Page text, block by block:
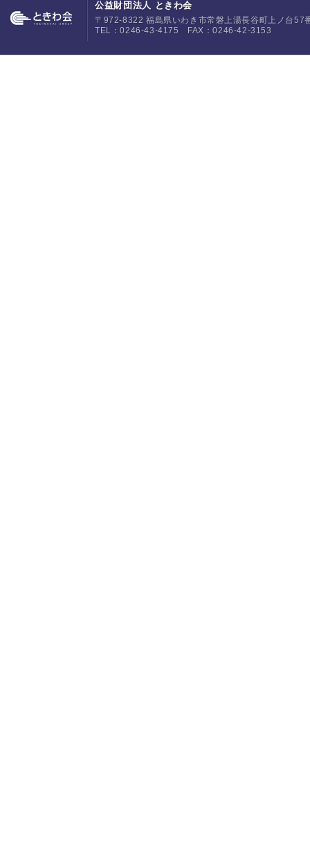
公益財団法人 ときわ会
〒972-8322 福島県いわき市常磐上湯長谷町上ノ台57
TEL：0246-43-4175 FAX：0246-42-3153